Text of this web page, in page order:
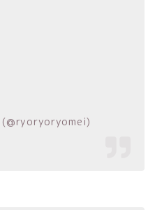
(@ryoryoryomei)